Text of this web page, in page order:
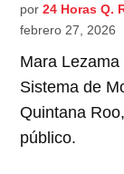
por 24 Horas Q.
febrero 27, 2026
Mara
Sistema de
Quintana
público.